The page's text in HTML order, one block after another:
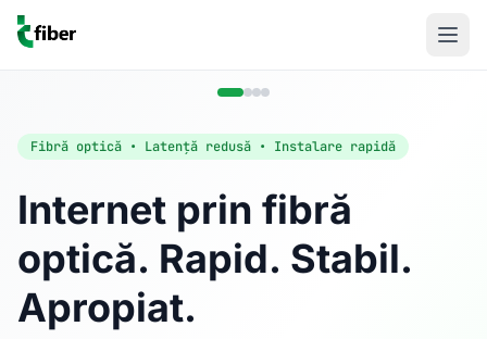
Fibră optică • Latență redusă • Instalare rapidă
Internet prin fibră
optică. Rapid. Stabil.
Apropiat.
Acasă
Internet Rezidențial
Fibră optică până la 1 Gbps, direct în casa ta.